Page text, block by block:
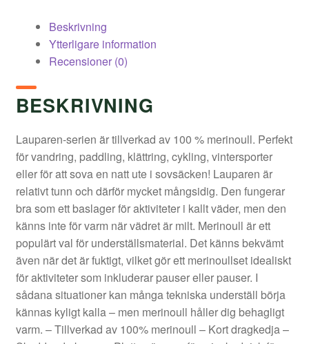
Beskrivning
Ytterligare information
Recensioner (0)
BESKRIVNING
Lauparen-serien är tillverkad av 100 % merinoull. Perfekt
för vandring, paddling, klättring, cykling, vintersporter
eller för att sova en natt ute i sovsäcken! Lauparen är
relativt tunn och därför mycket mångsidig. Den fungerar
bra som ett baslager för aktiviteter i kallt väder, men den
känns inte för varm när vädret är milt. Merinoull är ett
populärt val för underställsmaterial. Det känns bekvämt
även när det är fuktigt, vilket gör ett merinoullset idealiskt
för aktiviteter som inkluderar pauser eller pauser. I
sådana situationer kan många tekniska underställ börja
kännas kyligt kalla – men merinoull håller dig behagligt
varm. – Tillverkad av 100% merinoull – Kort dragkedja –